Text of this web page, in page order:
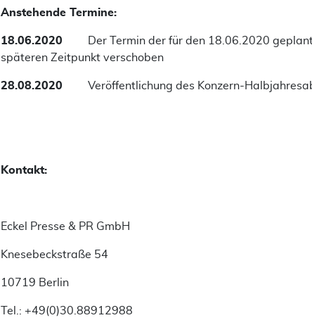
Anstehende Termine:
18.06.2020 Der Termin der für den 18.06.2020
späteren Zeitpunkt verschoben
28.08.2020 Veröf­fentlichung des Konzern-
Kontakt:
Eckel Presse & PR GmbH
Knesebeckstraße 54
10719 Berlin
Tel.: +49(0)30.88912988